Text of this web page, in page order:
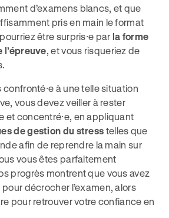
d’examens blancs, et que
pris en main le format
être surpris⸱e par la forme
l’épreuve, et vous risqueriez de
à une telle situation
vous devez veiller à rester
et concentré⸱e, en appliquant
de gestion du stress telles que
afin de reprendre la main sur
vous êtes parfaitement
progrès montrent que vous avez
décrocher l’examen, alors
pour retrouver votre confiance en